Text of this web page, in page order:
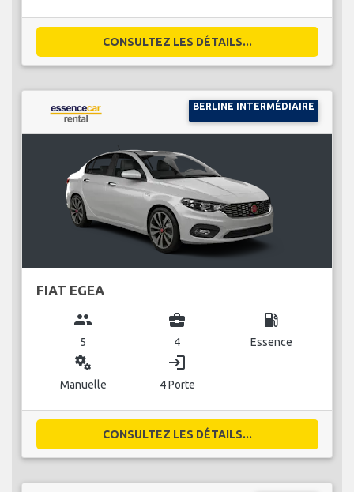
CONSULTEZ LES DÉTAILS...
BERLINE INTERMÉDIAIRE
FIAT EGEA
group
5
business_center
4
local_gas_station
Essence
miscellaneous_services
Manuelle
login
4 Porte
CONSULTEZ LES DÉTAILS...